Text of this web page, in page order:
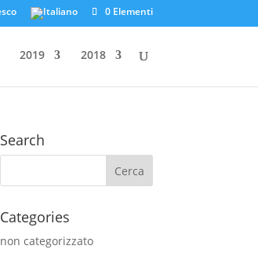
0 Elementi
2019 2018
Search
Categories
non categorizzato